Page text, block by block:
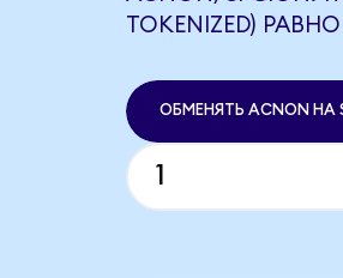
TOKENIZED) РАВНО
ОБМЕНЯТЬ ACNON НА